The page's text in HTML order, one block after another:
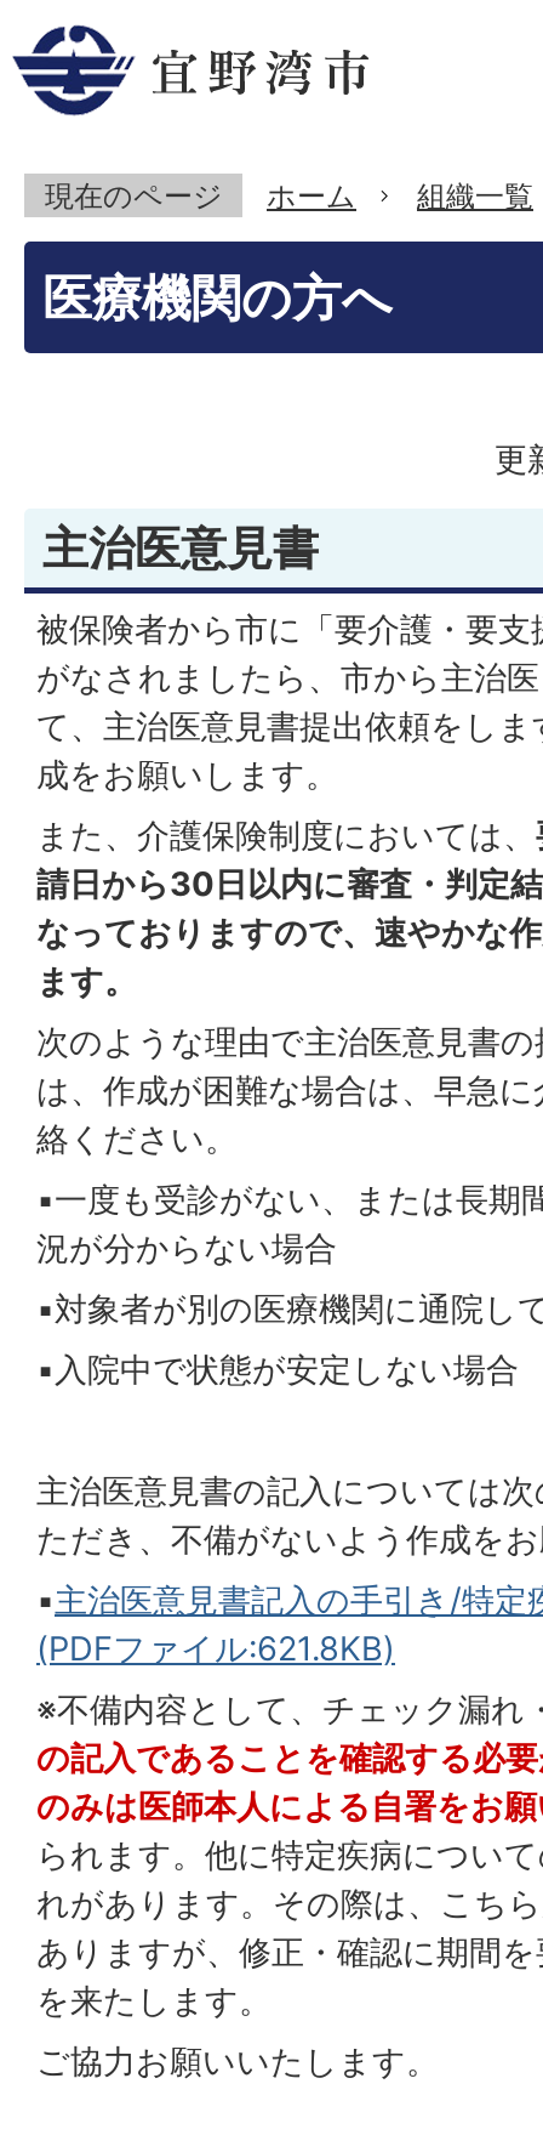
現在のページ ホーム 組織一覧
医療機関の方へ
更
主治医意見書
被保険者から市に「要介護・要
がなされましたら、市から主治
て、主治医意見書提出依頼をし
成をお願いします。
また、介護保険制度においては、
請日から30日以内に審査・判定
なっておりますので、速やかな
ます。
次のような理由で主治医意見書
は、作成が困難な場合は、早急
絡ください。
▪一度も受診がない、または長期
況が分からない場合
▪対象者が別の医療機関に通院し
▪入院中で状態が安定しない場合
主治医意見書の記入については
ただき、不備がないよう作成を
▪主治医意見書記入の手引き/特
(PDFファイル:621.8KB)
※不備内容として、チェック漏れ
の記入であることを確認する必
のみは医師本人による自署をお
られます。他に特定疾病につい
れがあります。その際は、こち
ありますが、修正・確認に期間
を来たします。
ご協力お願いいたします。